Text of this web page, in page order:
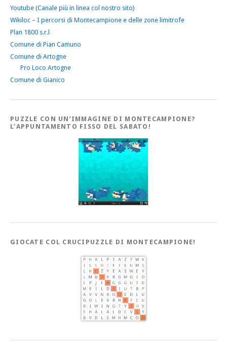
Youtube (Canale più in linea col nostro sito)
Wikiloc – I percorsi di Montecampione e delle zone limitrofe
Plan 1800 s.r.l
Comune di Pian Camuno
Comune di Artogne
Pro Loco Artogne
Comune di Gianico
PUZZLE CON UN’IMMAGINE DI MONTECAMPIONE?
L’APPUNTAMENTO FISSO DEL SABATO!
GIOCATE COL CRUCIPUZZLE DI MONTECAMPIONE!